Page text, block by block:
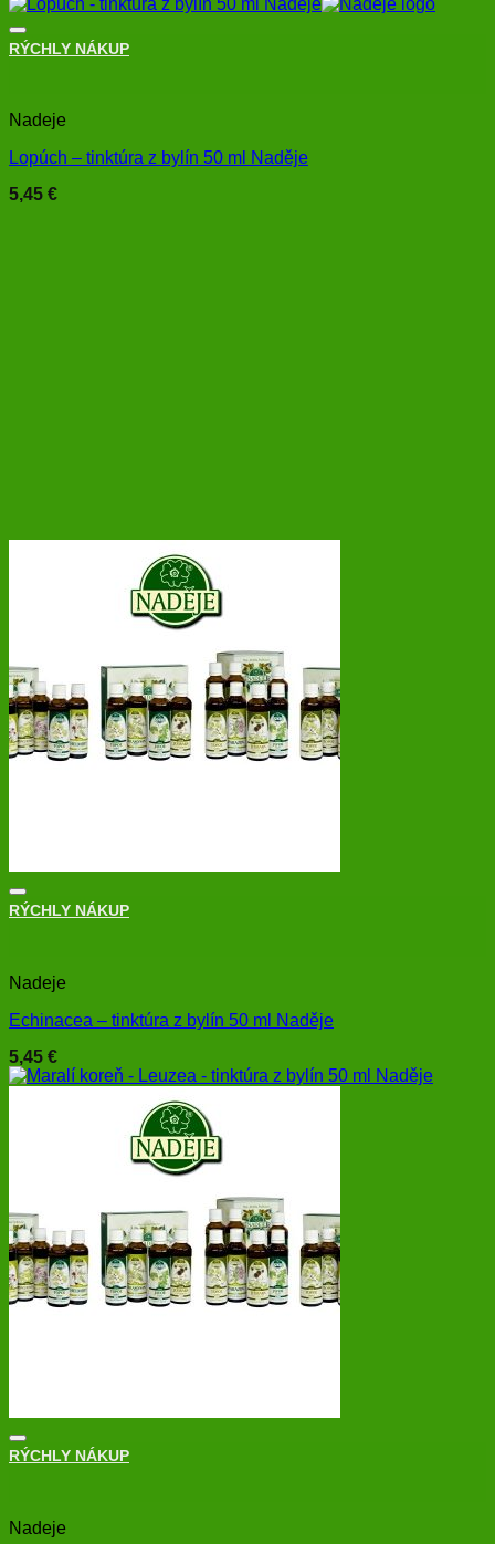
+
RÝCHLY NÁKUP
Nadeje
Lopúch – tinktúra z bylín 50 ml Naděje
5,45 €
+
RÝCHLY NÁKUP
Nadeje
Echinacea – tinktúra z bylín 50 ml Naděje
5,45 €
+
RÝCHLY NÁKUP
Nadeje